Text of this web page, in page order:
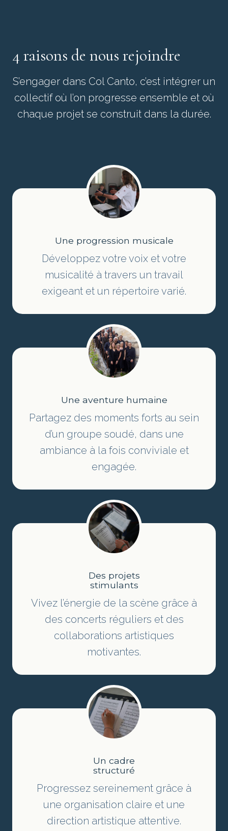
4 raisons de nous rejoindre
S’engager dans Col Canto, c’est intégrer un
collectif où l’on progresse ensemble et où
chaque projet se construit dans la durée.
Une progression musicale
Développez votre voix et votre
musicalité à travers un travail
exigeant et un répertoire varié.
Une aventure humaine
Partagez des moments forts au sein
d’un groupe soudé, dans une
ambiance à la fois conviviale et
engagée.
Des projets
stimulants
Vivez l’énergie de la scène grâce à
des concerts réguliers et des
collaborations artistiques
motivantes.
Un cadre
structuré
Progressez sereinement grâce à
une organisation claire et une
direction artistique attentive.